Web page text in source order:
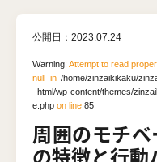
公開日： 2023.07.24
Warning: Attempt to read
null in/home/zinzaikikaku/
_html/wp-content/themes/
e.php on line 85
周囲のモチ
の特徴と行動